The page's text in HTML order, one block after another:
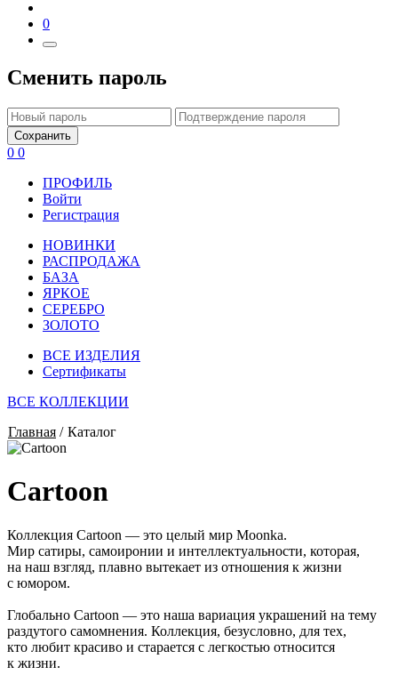
0
Сменить пароль
Сохранить
0 0
ПРОФИЛЬ
Войти
Регистрация
НОВИНКИ
РАСПРОДАЖА
БАЗА
ЯРКОЕ
СЕРЕБРО
ЗОЛОТО
ВСЕ ИЗДЕЛИЯ
Сертификаты
ВСЕ КОЛЛЕКЦИИ
Главная / Каталог
Cartoon
Коллекция Cartoon — это целый мир Moonka.
Мир сатиры, самоиронии и интеллектуальности, которая,
на наш взгляд, плавно вытекает из отношения к жизни
с юмором.
Глобально Cartoon — это наша вариация украшений на тему
раздутого самомнения. Коллекция, безусловно, для тех,
кто любит красиво и старается с легкостью относится
к жизни.